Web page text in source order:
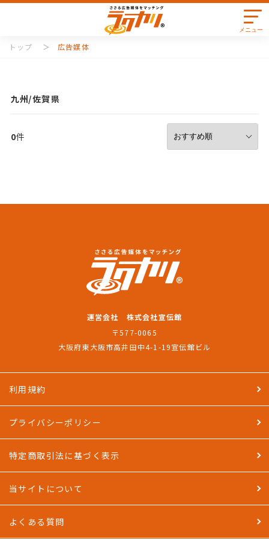
メニュー
トップ 広告媒体
九州 佐賀県
0件
利用規約
プライバシーポリシー
特定商取引法に基づく表示
当サイトについて
よくある質問
運営会社 株式会社宣伝館
〒577-0065
大阪府東大阪市高井田中4-1-19宣伝館ビル